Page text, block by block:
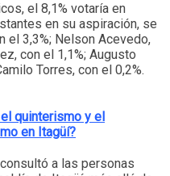
el 8,1% votaría en
en su aspiración, se
el 3,3%; Nelson Acevedo,
con el 1,1%; Augusto
Torres, con el 0,2%.
quinterismo y el
en Itagüí?
a las personas